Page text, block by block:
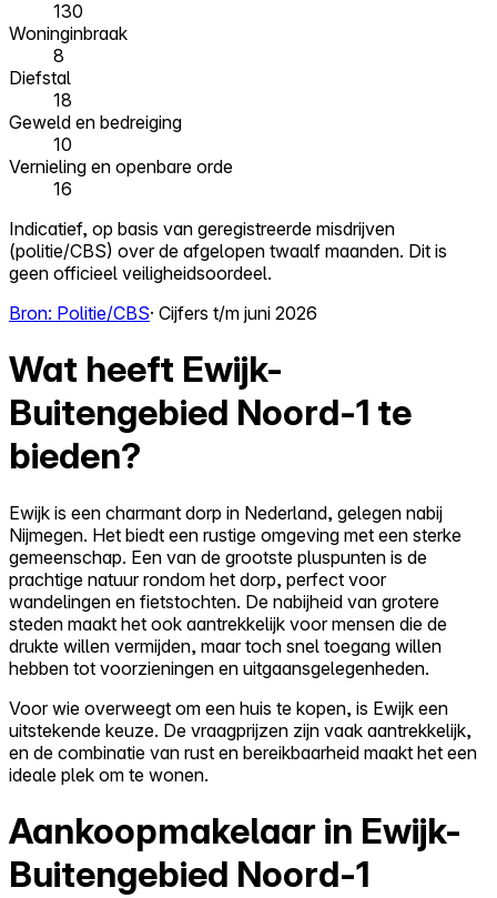
130
Woninginbraak
8
Diefstal
18
Geweld en bedreiging
10
Vernieling en openbare orde
16
Indicatief, op basis van geregistreerde misdrijven
(politie/CBS) over de afgelopen twaalf maanden. Dit is
geen officieel veiligheidsoordeel.
Bron: Politie/CBS· Cijfers t/m juni 2026
Wat heeft Ewijk-
Buitengebied Noord-1 te
bieden?
Ewijk is een charmant dorp in Nederland, gelegen nabij
Nijmegen. Het biedt een rustige omgeving met een sterke
gemeenschap. Een van de grootste pluspunten is de
prachtige natuur rondom het dorp, perfect voor
wandelingen en fietstochten. De nabijheid van grotere
steden maakt het ook aantrekkelijk voor mensen die de
drukte willen vermijden, maar toch snel toegang willen
hebben tot voorzieningen en uitgaansgelegenheden.
Voor wie overweegt om een huis te kopen, is Ewijk een
uitstekende keuze. De vraagprijzen zijn vaak aantrekkelijk,
en de combinatie van rust en bereikbaarheid maakt het een
ideale plek om te wonen.
Aankoopmakelaar in Ewijk-
Buitengebied Noord-1